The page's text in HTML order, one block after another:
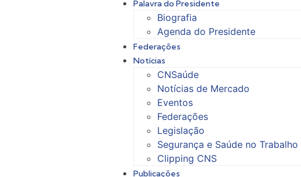
Palavra do Presidente
Biografia
Agenda do Presidente
Federações
Notícias
CNSaúde
Notícias de Mercado
Eventos
Federações
Legislação
Segurança e Saúde no Trabalho
Clipping CNS
Publicações